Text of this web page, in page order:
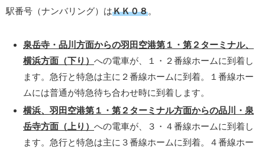
駅番号（ナンバリング）はＫＫ０８。
泉岳寺・品川方面からの羽田空港第１・第２ターミナル、
横浜方面（下り） への電車が、１・２番線ホームに到着し
ます。急行と特急は主に２番線ホームに到着。１番線ホー
ムには普通が特急待ち合わせ時に到着します。
横浜、羽田空港第１・第２ターミナル方面からの品川・泉
岳寺方面（上り） への電車が、３・４番線ホームに到着し
ます。急行と特急は主に３番線ホームに到着。４番線ホー